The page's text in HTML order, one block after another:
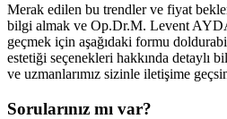
Merak edilen bu trendler ve fiyat
bilgi almak ve Op.Dr.M. Levent
geçmek için aşağıdaki formu
estetiği seçenekleri hakkında detaylı
ve uzmanlarımız sizinle iletişime
Sorularınız mı var?